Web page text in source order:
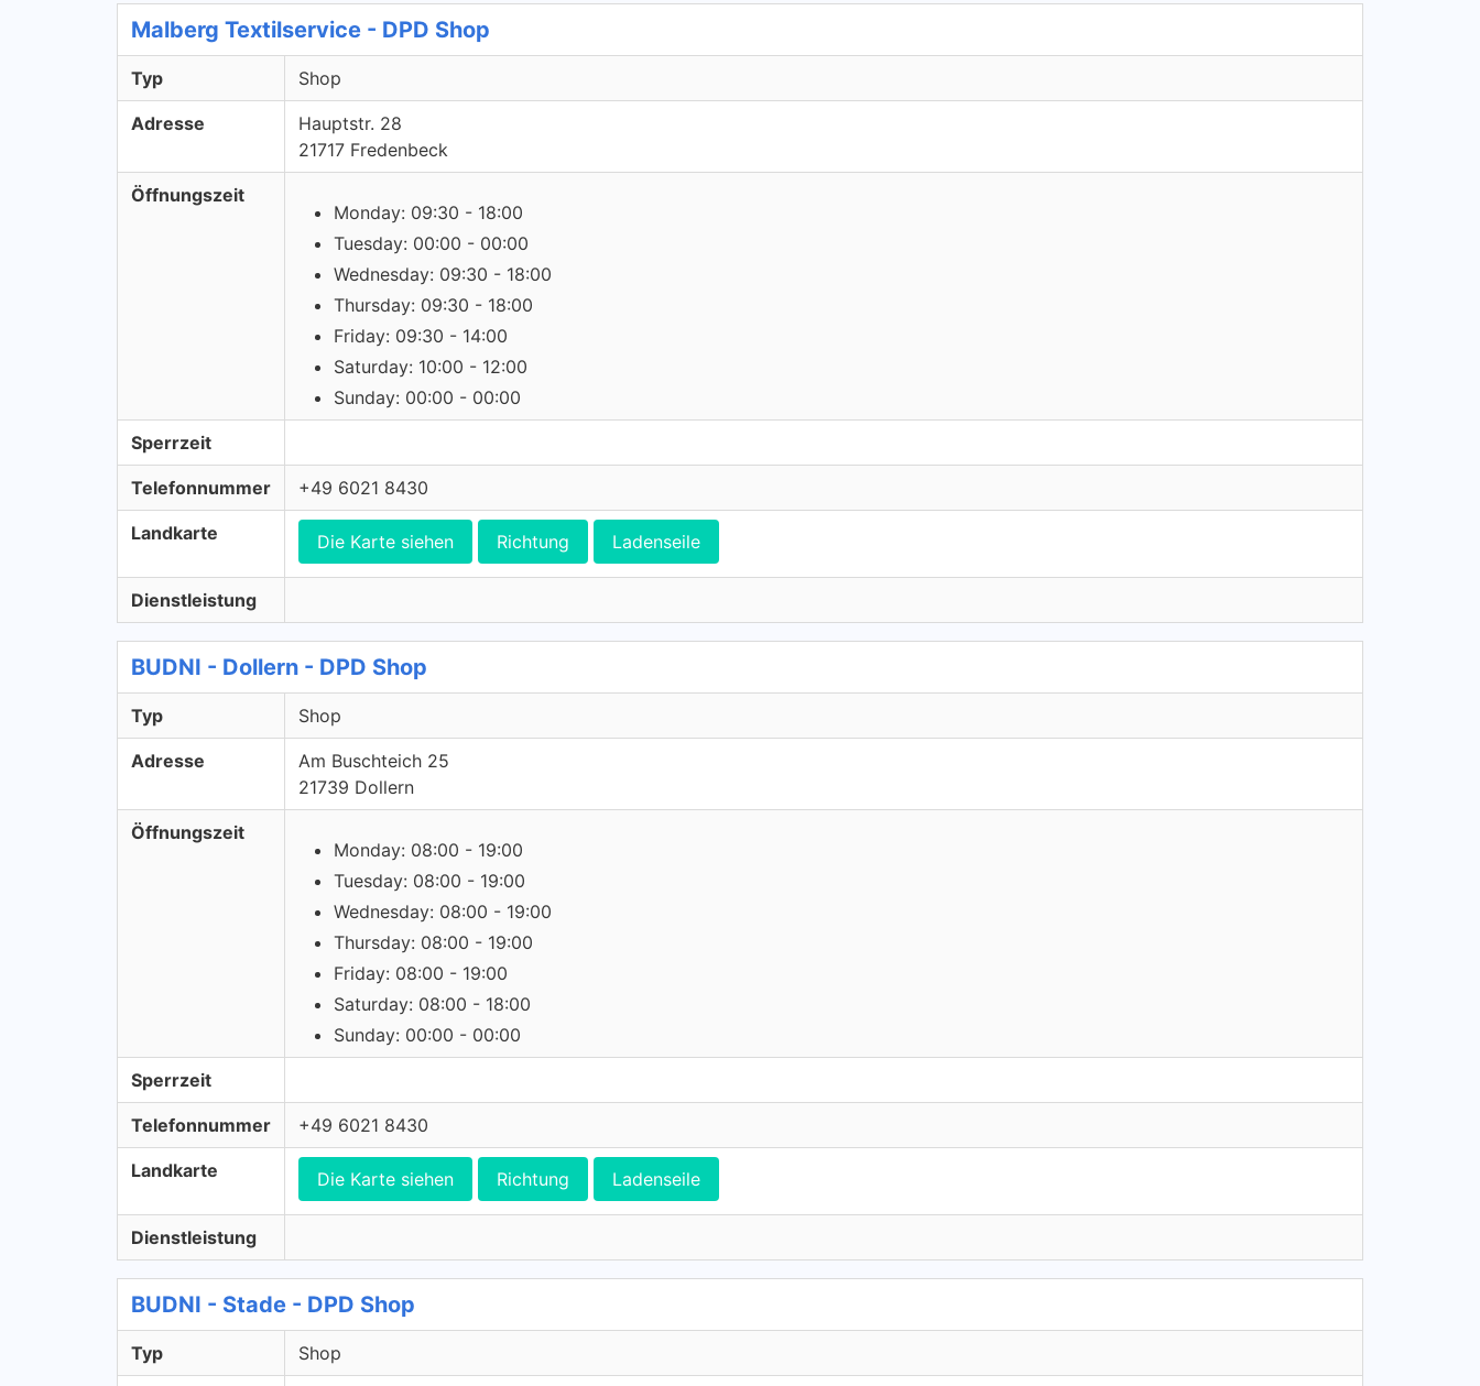
Malberg Textilservice - DPD Shop
Typ Shop
Adresse
Hauptstr. 28
21717 Fredenbeck
Öffnungszeit
Monday: 09:30 - 18:00
Tuesday: 00:00 - 00:00
Wednesday: 09:30 - 18:00
Thursday: 09:30 - 18:00
Friday: 09:30 - 14:00
Saturday: 10:00 - 12:00
Sunday: 00:00 - 00:00
Sperrzeit
Telefonnummer +49 6021 8430
Landkarte Die Karte siehen Richtung Ladenseile
Dienstleistung
BUDNI - Dollern - DPD Shop
Typ Shop
Adresse
Am Buschteich 25
21739 Dollern
Öffnungszeit
Monday: 08:00 - 19:00
Tuesday: 08:00 - 19:00
Wednesday: 08:00 - 19:00
Thursday: 08:00 - 19:00
Friday: 08:00 - 19:00
Saturday: 08:00 - 18:00
Sunday: 00:00 - 00:00
Sperrzeit
Telefonnummer +49 6021 8430
Landkarte Die Karte siehen Richtung Ladenseile
Dienstleistung
BUDNI - Stade - DPD Shop
Typ Shop